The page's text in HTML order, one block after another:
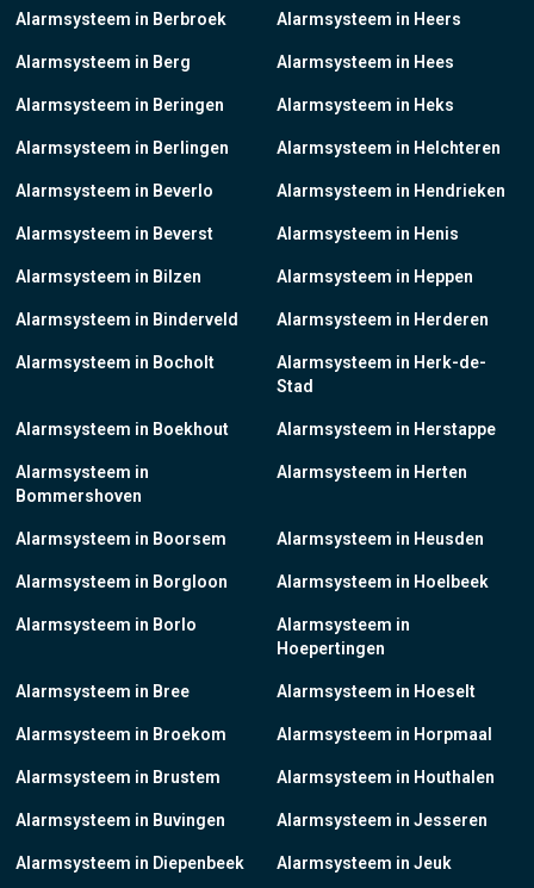
Alarmsysteem in Berbroek
Alarmsysteem in Berg
Alarmsysteem in Beringen
Alarmsysteem in Berlingen
Alarmsysteem in Beverlo
Alarmsysteem in Beverst
Alarmsysteem in Bilzen
Alarmsysteem in Binderveld
Alarmsysteem in Bocholt
Alarmsysteem in Boekhout
Alarmsysteem in
Bommershoven
Alarmsysteem in Boorsem
Alarmsysteem in Borgloon
Alarmsysteem in Borlo
Alarmsysteem in Bree
Alarmsysteem in Broekom
Alarmsysteem in Brustem
Alarmsysteem in Buvingen
Alarmsysteem in Diepenbeek
Alarmsysteem in Heers
Alarmsysteem in Hees
Alarmsysteem in Heks
Alarmsysteem in Helchteren
Alarmsysteem in Hendrieken
Alarmsysteem in Henis
Alarmsysteem in Heppen
Alarmsysteem in Herderen
Alarmsysteem in Herk-de-
Stad
Alarmsysteem in Herstappe
Alarmsysteem in Herten
Alarmsysteem in Heusden
Alarmsysteem in Hoelbeek
Alarmsysteem in
Hoepertingen
Alarmsysteem in Hoeselt
Alarmsysteem in Horpmaal
Alarmsysteem in Houthalen
Alarmsysteem in Jesseren
Alarmsysteem in Jeuk